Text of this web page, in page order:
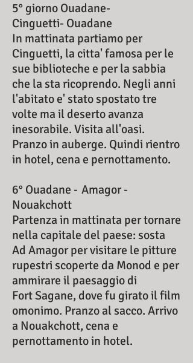
5° giorno Ouadane-
Cinguetti- Ouadane
In mattinata partiamo per
Cinguetti, la citta' famosa per le
sue biblioteche e per la sabbia
che la sta ricoprendo. Negli anni
l'abitato e' stato spostato tre
volte ma il deserto avanza
inesorabile. Visita all'oasi.
Pranzo in auberge. Quindi rientro
in hotel, cena e pernottamento.
6° Ouadane - Amagor -
Nouakchott
Partenza in mattinata per tornare
nella capitale del paese: sosta
Ad Amagor per visitare le pitture
rupestri scoperte da Monod e per
ammirare il paesaggio di
Fort Sagane, dove fu girato il film
omonimo. Pranzo al sacco. Arrivo
a Nouakchott, cena e
pernottamento in hotel.